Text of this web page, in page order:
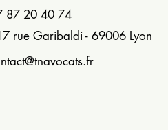
87 20 40 74
rue Garibaldi - 69006 Lyon